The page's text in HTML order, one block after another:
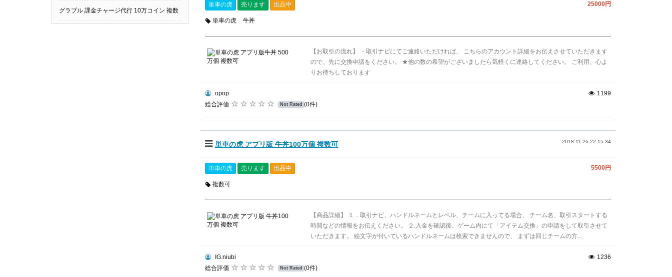
グラブル 課金チャージ代行 10万コイン 複数
単車の虎 売ります 出品中 25000円
単車の虎 牛丼
【お取引の流れ】 ・取引ナビにてご連絡いただければ、 こちらのアカウント詳細をお伝えさせていただきます
ので、先に交換申請をください。 ★他の数の希望がございましたら気軽くに連絡してください。 ご利用、心よ
りお待ちしております
opop
総合評価
Not Rated (0件)
1199
単車の虎 アプリ版 牛丼100万個 複数可 2018-11-26 22:15:34
単車の虎 売ります 出品中 5500円
複数可
【商品詳細】 １．取引ナビ、ハンドルネームとレベル、チームに入ってる場合、 チーム名、取引スタートする
時間などの情報をお伝えください。 ２.入金を確認後、ゲーム内にて「アイテム交換」の申請をして取引させて
いただきます。 絵文字が付いているハンドルネームは検索できませんので、 まずは同じチームの方...
IG.niubi
総合評価
Not Rated (0件)
1236